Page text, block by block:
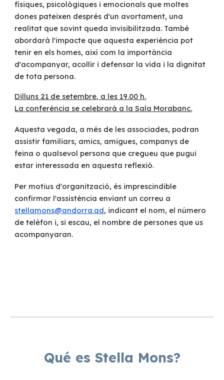
físiques, psicològiques i emocionals que moltes
dones pateixen després d'un avortament, una
realitat que sovint queda invisibilitzada. També
abordarà l'impacte que aquesta experiència pot
tenir en els homes, així com la importància
d'acompanyar, acollir i defensar la vida i la dignitat
de tota persona.
Dilluns 21 de setembre, a les 19.00 h.
La conferència se celebrarà a la Sala Morabanc.
Aquesta vegada, a més de les associades, podran
assistir familiars, amics, amigues, companys de
feina o qualsevol persona que cregueu que pugui
estar interessada en aquesta reflexió.
Per motius d'organització, és imprescindible
confirmar l'assistència enviant un correu a
stellamons@andorra.ad, indicant el nom, el número
de telèfon i, si escau, el nombre de persones que us
acompanyaran.
Qué es Stella Mons?